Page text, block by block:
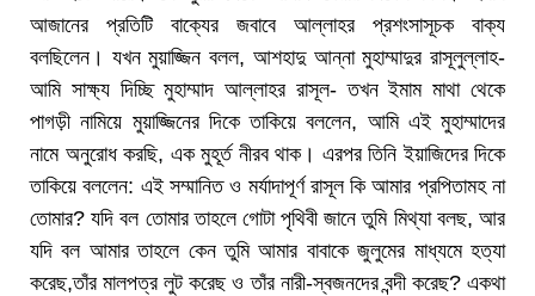
আজানের প্রতিটি বাক্যের জবাবে আল্লাহর প্রশংসাসূচক বাক্য
বলছিলেন। যখন মুয়াজ্জিন বলল, আশহাদু আন্না মুহাম্মাদুর রাসূলুল্লাহ-
আমি সাক্ষ্য দিচ্ছি মুহাম্মাদ আল্লাহর রাসূল- তখন ইমাম মাথা থেকে
পাগড়ী নামিয়ে মুয়াজ্জিনের দিকে তাকিয়ে বললেন, আমি এই মুহাম্মাদের
নামে অনুরোধ করছি, এক মুহূর্ত নীরব থাক। এরপর তিনি ইয়াজিদের দিকে
তাকিয়ে বললেন: এই সম্মানিত ও মর্যাদাপূর্ণ রাসূল কি আমার প্রপিতামহ না
তোমার? যদি বল তোমার তাহলে গোটা পৃথিবী জানে তুমি মিথ্যা বলছ, আর
যদি বল আমার তাহলে কেন তুমি আমার বাবাকে জুলুমের মাধ্যমে হত্যা
করেছ,তাঁর মালপত্র লুট করেছ ও তাঁর নারী-স্বজনদের বন্দী করেছ? একথা